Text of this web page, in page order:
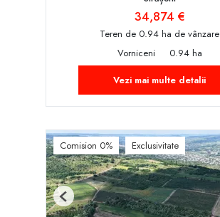
34,874 €
Teren de 0.94 ha de vânzare
Vorniceni
0.94 ha
Vezi mai multe detalii
Comision 0% Exclusivitate
Previous